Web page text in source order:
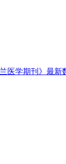
兰医学期刊》最